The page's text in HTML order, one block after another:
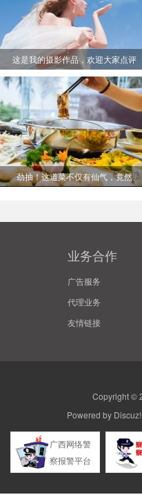
这是我的摄影作品，欢迎大家点评
劲抽！这道菜不仅有仙气，竟然
业务合作
广告服务
代理业务
友情链接
Copyright ©
Powered by Discuz!
广西网络警
察报警平台